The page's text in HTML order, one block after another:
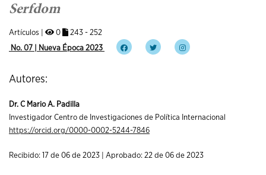
Serfdom
Artículos | 0
243 - 252
No. 07 | Nueva Época 2023
Autores:
Dr. C Mario A. Padilla
Investigador Centro de Investigaciones de Política Internacional
https://orcid.org/0000-0002-5244-7846
Recibido: 17 de 06 de 2023 | Aprobado: 22 de 06 de 2023